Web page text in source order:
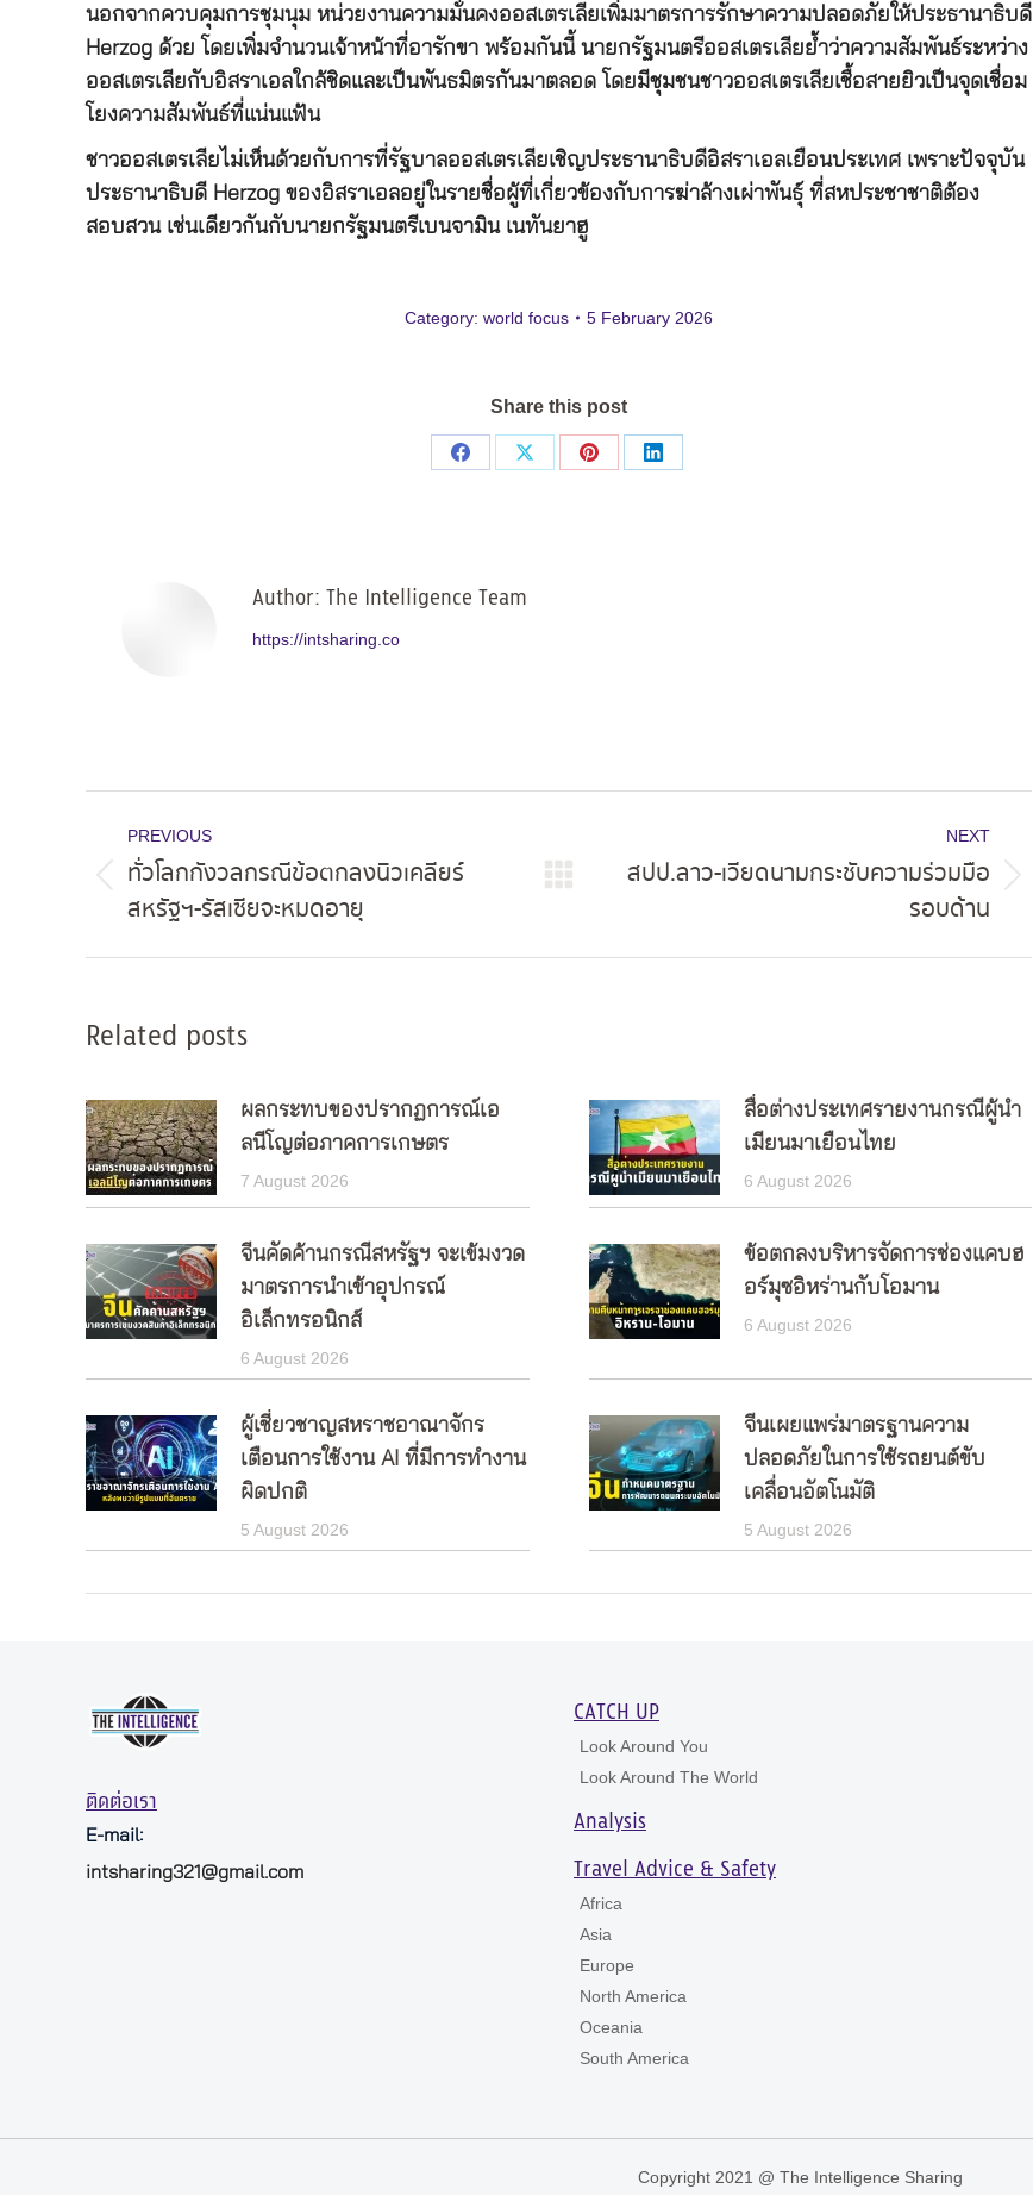
นอกจากควบคุมการชุมนุม หน่วยงานความมั่นคงออสเตรเลียเพิ่มมาตรการรักษาความปลอดภัยให้ประธานาธิบดี
Herzog ด้วย โดยเพิ่มจำนวนเจ้าหน้าที่อารักขา พร้อมกันนี้ นายกรัฐมนตรีออสเตรเลียย้ำว่าความสัมพันธ์ระหว่าง
ออสเตรเลียกับอิสราเอลใกล้ชิดและเป็นพันธมิตรกันมาตลอด โดยมีชุมชนชาวออสเตรเลียเชื้อสายยิวเป็นจุดเชื่อม
โยงความสัมพันธ์ที่แน่นแฟ้น
ชาวออสเตรเลียไม่เห็นด้วยกับการที่รัฐบาลออสเตรเลียเชิญประธานาธิบดีอิสราเอลเยือนประเทศ เพราะปัจจุบัน
ประธานาธิบดี Herzog ของอิสราเอลอยู่ในรายชื่อผู้ที่เกี่ยวข้องกับการฆ่าล้างเผ่าพันธุ์ ที่สหประชาชาติต้อง
สอบสวน เช่นเดียวกันกับนายกรัฐมนตรีเบนจามิน เนทันยาฮู
Category: world focus 5 February 2026
Share this post
Share
Share
Share
Share
Author: The Intelligence Team
https://intsharing.co
navigation
PREVIOUS
post:
ทั่วโลกกังวลกรณีข้อตกลงนิวเคลียร์
สหรัฐฯ-รัสเซียจะหมดอายุ
NEXT
สปป.ลาว-เวียดนามกระชับความร่วมมือ
รอบด้าน
Related posts
ผลกระทบของปรากฏการณ์เอ
ลนีโญต่อภาคการเกษตร
7 August 2026
สื่อต่างประเทศรายงานกรณีผู้นำ
เมียนมาเยือนไทย
6 August 2026
จีนคัดค้านกรณีสหรัฐฯ จะเข้มงวด
มาตรการนำเข้าอุปกรณ์
อิเล็กทรอนิกส์
6 August 2026
ข้อตกลงบริหารจัดการช่องแคบฮ
อร์มุซอิหร่านกับโอมาน
6 August 2026
ผู้เชี่ยวชาญสหราชอาณาจักร
เตือนการใช้งาน AI ที่มีการทำงาน
ผิดปกติ
5 August 2026
จีนเผยแพร่มาตรฐานความ
ปลอดภัยในการใช้รถยนต์ขับ
เคลื่อนอัตโนมัติ
5 August 2026
ติดต่อเรา
E-mail:
intsharing321@gmail.com
CATCH UP
Look Around You
Look Around The World
Analysis
Travel Advice & Safety
Africa
Asia
Europe
North America
Oceania
South America
Copyright 2021 @ The Intelligence Sharing